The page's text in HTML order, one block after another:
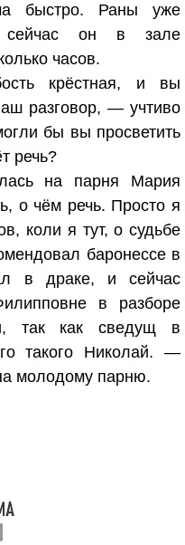
быстро. Раны уже
сейчас он в зале
часов.
крёстная, и вы
разговор, — учтиво
бы вы просветить
речь?
на парня Мария
о чём речь. Просто я
коли я тут, о судьбе
баронессе в
в драке, и сейчас
в разборе
так как сведущ в
такого Николай. —
молодому парню.